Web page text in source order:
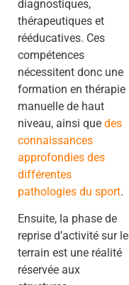
diagnostiques,
thérapeutiques et
rééducatives. Ces
compétences
nécessitent donc une
formation en thérapie
manuelle de haut
niveau, ainsi que des
connaissances
approfondies des
différentes
pathologies du sport.
Ensuite, la phase de
reprise d’activité sur le
terrain est une réalité
réservée aux